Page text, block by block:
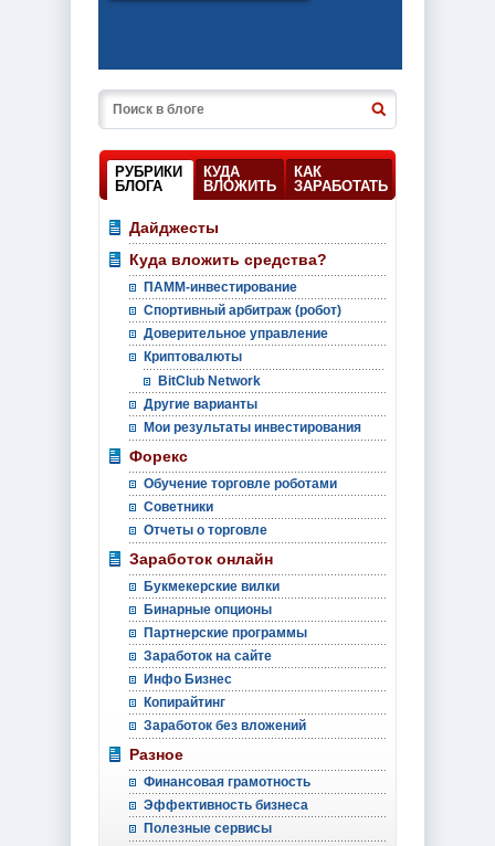
РУБРИКИ
БЛОГА
КУДА
ВЛОЖИТЬ
КАК
ЗАРАБОТАТЬ
Дайджесты
Куда вложить средства?
ПАММ-инвестирование
Спортивный арбитраж (робот)
Доверительное управление
Криптовалюты
BitClub Network
Другие варианты
Мои результаты инвестирования
Форекс
Обучение торговле роботами
Советники
Отчеты о торговле
Заработок онлайн
Букмекерские вилки
Бинарные опционы
Партнерские программы
Заработок на сайте
Инфо Бизнес
Копирайтинг
Заработок без вложений
Разное
Финансовая грамотность
Эффективность бизнеса
Полезные сервисы